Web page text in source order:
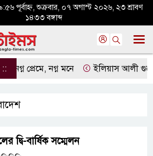
পূর্বাহ্ন, শুক্রবার, ০৭ অগাস্ট ২০২৬, ২৩ শ্রাবণ
১৪৩৩ বঙ্গাব্দ
:: প্রেমে, নগ্ন মনে ইলিয়াস আলী গুমের
দ্বি-বার্ষিক সম্মেলন